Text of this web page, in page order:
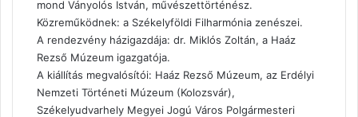
mond Ványolós István, művészettörténész.
Közreműködnek: a Székelyföldi Filharmónia zenészei.
A rendezvény házigazdája: dr. Miklós Zoltán, a Haáz
Rezső Múzeum igazgatója.
A kiállítás megvalósítói: Haáz Rezső Múzeum, az Erdélyi
Nemzeti Történeti Múzeum (Kolozsvár),
Székelyudvarhely Megyei Jogú Város Polgármesteri